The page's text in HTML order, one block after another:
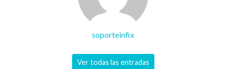
soporteinfix
Ver todas las entradas